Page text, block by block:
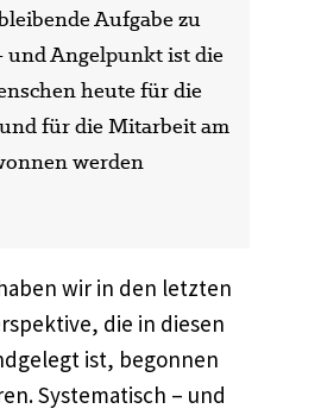
Aufgabe zu
und Angelpunkt ist die
heute für die
für die Mitarbeit am
werden
wir in den letzten
die in diesen
ist, begonnen
Systematisch – und